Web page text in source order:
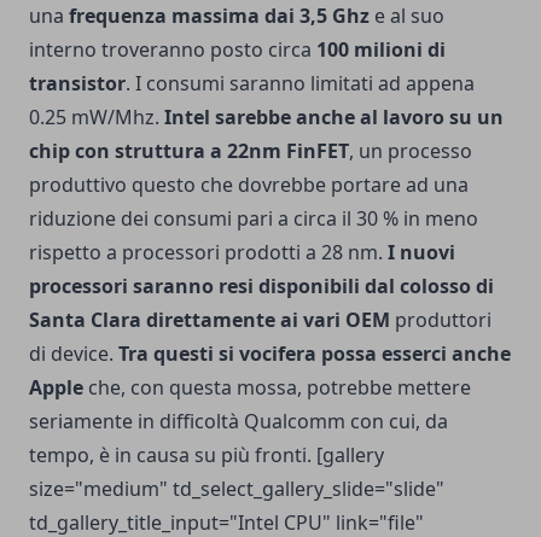
una frequenza massima dai 3,5 Ghz e al suo
interno troveranno posto circa 100 milioni di
transistor. I consumi saranno limitati ad appena
0.25 mW/Mhz. Intel sarebbe anche al lavoro su un
chip con struttura a 22nm FinFET, un processo
produttivo questo che dovrebbe portare ad una
riduzione dei consumi pari a circa il 30 % in meno
rispetto a processori prodotti a 28 nm. I nuovi
processori saranno resi disponibili dal colosso di
Santa Clara direttamente ai vari OEM produttori
di device. Tra questi si vocifera possa esserci anche
Apple che, con questa mossa, potrebbe mettere
seriamente in difficoltà Qualcomm con cui, da
tempo, è in causa su più fronti. [gallery
size="medium" td_select_gallery_slide="slide"
td_gallery_title_input="Intel CPU" link="file"